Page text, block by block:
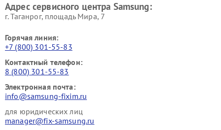
Адрес сервисного центра Samsung:
г. Таганрог, площадь Мира, 7
Горячая линия:
+7 (800) 301-55-83
Контактный телефон:
8 (800) 301-55-83
Электронная почта:
info@samsung-fixim.ru
для юридических лиц
manager@fix-samsung.ru